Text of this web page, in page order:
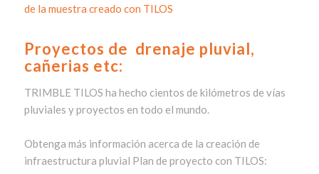
de la muestra creado con TILOS
Proyectos de drenaje pluvial,
cañerias etc:
TRIMBLE TILOS ha hecho cientos de kilómetros de vías
pluviales y proyectos en todo el mundo.
Obtenga más información acerca de la creación de
infraestructura pluvial Plan de proyecto con TILOS: